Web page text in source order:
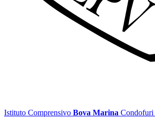
Istituto Comprensivo Bova Marina Condofuri